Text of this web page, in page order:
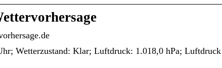
Wetterzustand: Klar; Luftdruck: 1.018,0 hPa;